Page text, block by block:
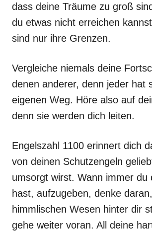
dass deine Träume zu groß
du etwas nicht erreichen
sind nur ihre Grenzen.
Vergleiche niemals deine
denen anderer, denn jeder hat
eigenen Weg. Höre also auf
denn sie werden dich leiten.
Engelszahl 1100 erinnert dich
von deinen Schutzengeln
umsorgt wirst. Wann immer du
hast, aufzugeben, denke
himmlischen Wesen hinter dir
gehe weiter voran. All deine